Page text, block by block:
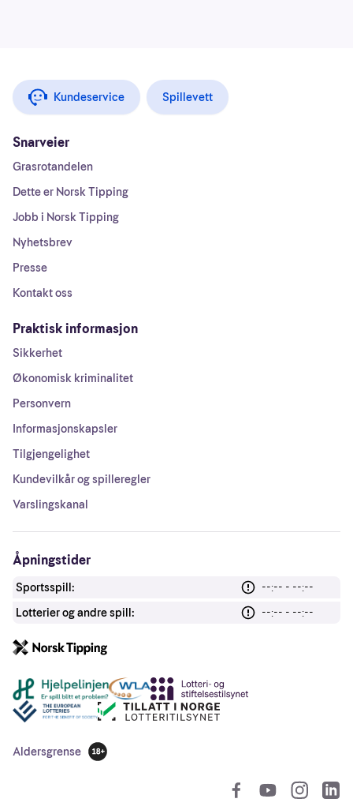
Kundeservice Spillevett
Snarveier
Grasrotandelen
Dette er Norsk Tipping
Jobb i Norsk Tipping
Nyhetsbrev
Presse
Kontakt oss
Praktisk informasjon
Sikkerhet
Økonomisk kriminalitet
Personvern
Informasjonskapsler
Tilgjengelighet
Kundevilkår og spilleregler
Varslingskanal
Åpningstider
Sportsspill:
--:-- - --:--
Lotterier og andre spill:
--:-- - --:--
Andre lenker
Aldersgrense
18 år